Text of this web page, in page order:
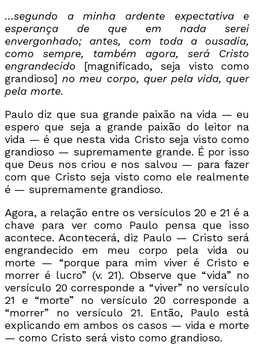
…segundo a minha ardente expectativa e
esperança de que em nada serei
envergonhado; antes, com toda a ousadia,
como sempre, também agora, será Cristo
engrandecido [magnificado, seja visto como
grandioso] no meu corpo, quer pela vida, quer
pela morte.
Paulo diz que sua grande paixão na vida — eu
espero que seja a grande paixão do leitor na
vida — é que nesta vida Cristo seja visto como
grandioso — supremamente grande. É por isso
que Deus nos criou e nos salvou — para fazer
com que Cristo seja visto como ele realmente
é — supremamente grandioso.
Agora, a relação entre os versículos 20 e 21 é a
chave para ver como Paulo pensa que isso
acontece. Acontecerá, diz Paulo — Cristo será
engrandecido em meu corpo pela vida ou
morte — “porque para mim viver é Cristo e
morrer é lucro” (v. 21). Observe que “vida” no
versículo 20 corresponde a “viver” no versículo
21 e “morte” no versículo 20 corresponde a
“morrer” no versículo 21. Então, Paulo está
explicando em ambos os casos — vida e morte
— como Cristo será visto como grandioso.